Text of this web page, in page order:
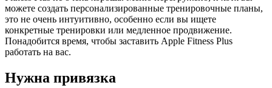
можете создать персонализированные тренировочные планы,
это не очень интуитивно, особенно если вы ищете
конкретные тренировки или медленное продвижение.
Понадобится время, чтобы заставить Apple Fitness Plus
работать на вас.
Нужна привязка